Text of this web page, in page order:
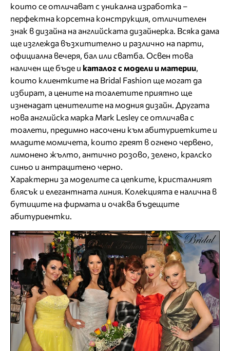
които се отличават с уникална изработка –
перфектна корсетна конструкция, отличителен
знак в дизайна на английската дизайнерка. Всяка дама
ще изглежда възхитително и различно на парти,
официална вечеря, бал или сватба. Освен това
наличен ще бъде и каталог с модели и материи
които клиентките на Bridal Fashion ще могат да
избират, а цените на тоалетите приятно ще
изненадат ценителите на модния дизайн. Другата
нова английска марка Mark Lesley се отличава с
тоалети, предимно насочени към абитуриетките и
младите момичета, които греят в огнено червено,
лимонено жълто, антично розово, зелено, кралско
синьо и антрацитено черно.
Характерни за моделите са цепките, кристалният
блясък и елегантната линия. Колекцията е налична в
бутиците на фирмата и очаква бъдещите
абитуриентки.